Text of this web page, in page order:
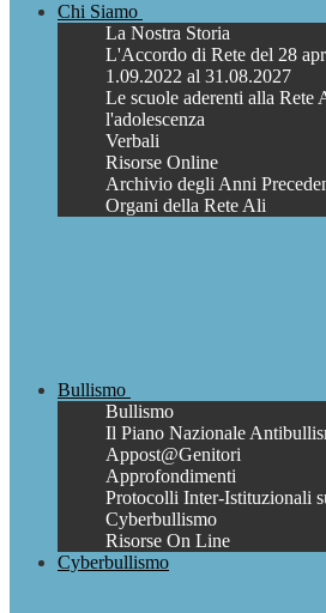
Chi Siamo
La Nostra Storia
L'Accordo di Rete del 28
1.09.2022 al 31.08.2027
Le scuole aderenti alla Rete
l'adolescenza
Verbali
Risorse Online
Archivio degli Anni
Organi della Rete Ali
Bullismo
Bullismo
Il Piano Nazionale
Appost@Genitori
Approfondimenti
Protocolli Inter-Istituzionali
Cyberbullismo
Risorse On Line
Cyberbullismo